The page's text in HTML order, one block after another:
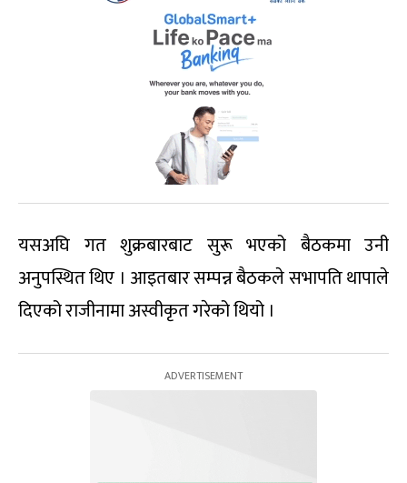
यसअघि गत शुक्रबारबाट सुरू भएको बैठकमा उनी
अनुपस्थित थिए । आइतबार सम्पन्न बैठकले सभापति थापाले
दिएको राजीनामा अस्वीकृत गरेको थियो ।